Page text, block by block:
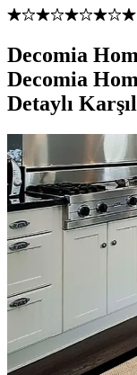
Decomia
Decomia
Detaylı